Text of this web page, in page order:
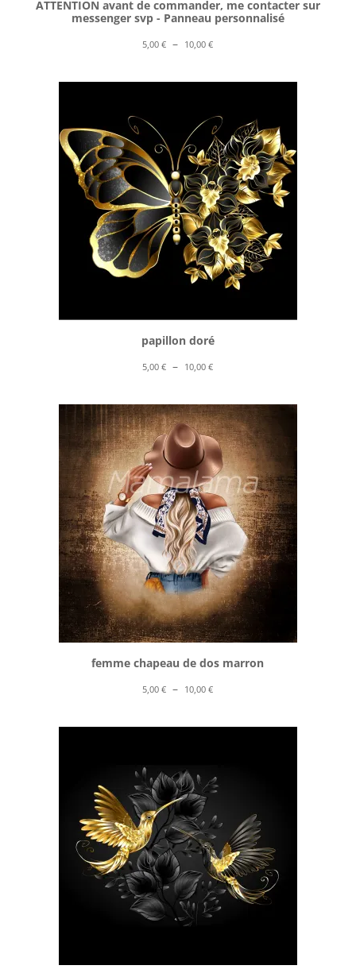
ATTENTION avant de commander, me contacter sur
messenger svp - Panneau personnalisé
5,00€ – 10,00€Plage
prix :
à
10,00 €
papillon doré
5,00€ – 10,00€Plage
prix :
5,00 €
à
10,00 €
femme chapeau de dos marron
5,00€ – 10,00€Plage
prix :
10,00 €